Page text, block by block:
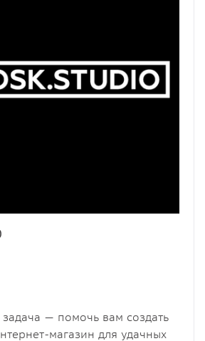
— помочь вам создать
магазин для удачных